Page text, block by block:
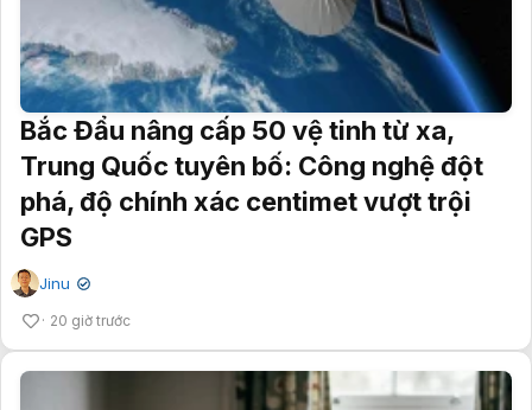
Bắc Đẩu nâng cấp 50 vệ tinh từ xa,
Trung Quốc tuyên bố: Công nghệ đột
phá, độ chính xác centimet vượt trội
GPS
Jinu ✔
20 giờ trước